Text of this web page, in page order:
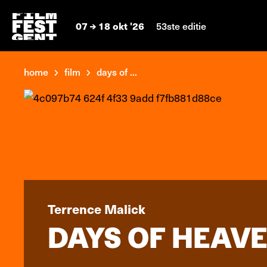
07 18 okt '26 53ste editie
home film days of ...
Terrence Malick
DAYS OF